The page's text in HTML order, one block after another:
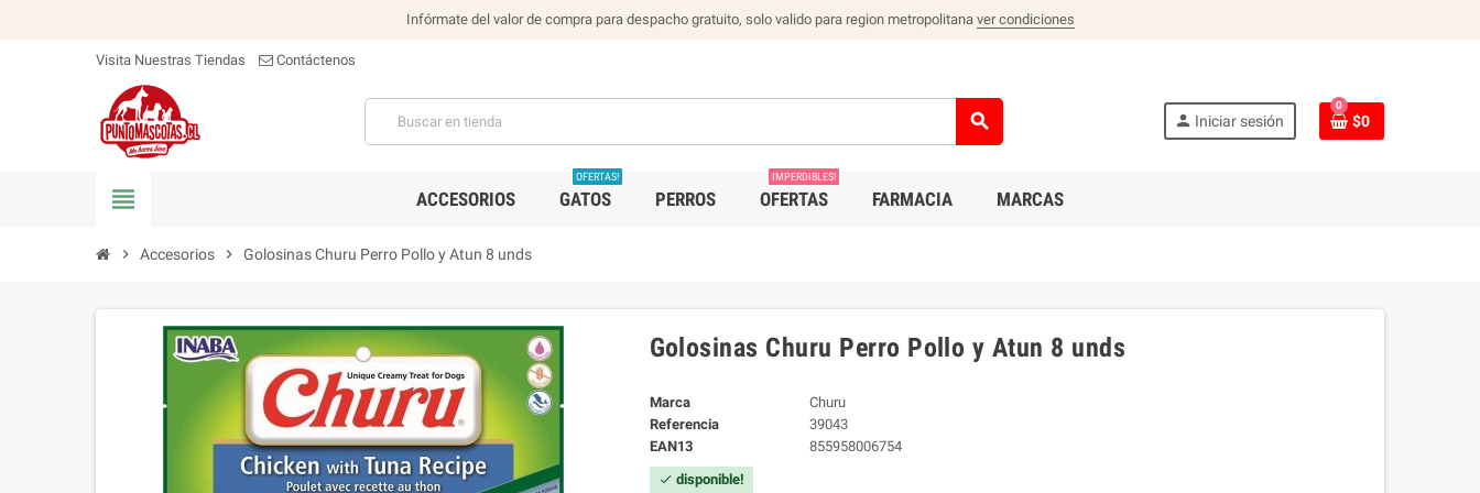
Infórmate del valor de compra para despacho gratuito, solo valido para region metropolitana ver condiciones
Visita Nuestras Tiendas Contáctenos
search person Iniciar sesión
0
$0
view_headline ACCESORIOS GATOS
OFERTAS!
PERROS OFERTAS
IMPERDIBLES!
FARMACIA MARCAS
chevron_right Accesorios chevron_right Golosinas Churu Perro Pollo y Atun 8 unds
Golosinas Churu Perro Pollo y Atun 8 unds
Marca
Churu
Referencia
39043
EAN13
855958006754
check disponible!